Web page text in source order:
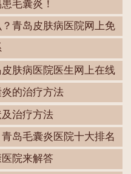
毛囊炎！
青岛皮肤病医院网上免
肤病医院医生网上在线
的治疗方法
及治疗方法
岛毛囊炎医院十大排名
院来解答